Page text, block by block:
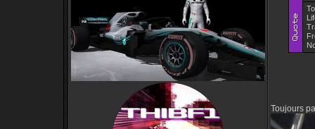
Toujours